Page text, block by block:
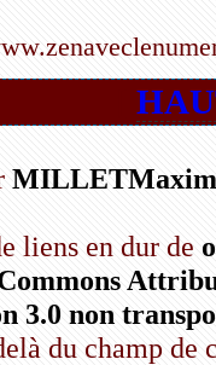
liens en dur de
3.0 non
du champ